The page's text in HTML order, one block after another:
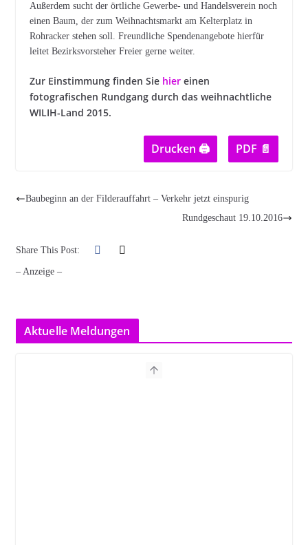
Außerdem sucht der örtliche Gewerbe- und Handelsverein noch
einen Baum, der zum Weihnachtsmarkt am Kelterplatz in
Rohracker stehen soll. Freundliche Spendenangebote hierfür
leitet Bezirksvorsteher Freier gerne weiter.
Zur Einstimmung finden Sie hiereinen
fotografischen Rundgang durch das weihnachtliche
WILIH-Land 2015.
Drucken 🖨 PDF 📄
Baubeginn an der Filderauffahrt – Verkehr jetzt einspurig
Rundgeschaut 19.10.2016
Share This Post:
– Anzeige –
Aktuelle Meldungen